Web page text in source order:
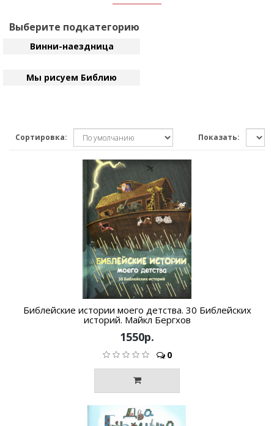
Выберите подкатегорию
Винни-наездница
Мы рисуем Библию
Сортировка: Показать:
Библейские истории моего детства. 30 Библейских
историй. Майкл Бергхов
1550р.
0